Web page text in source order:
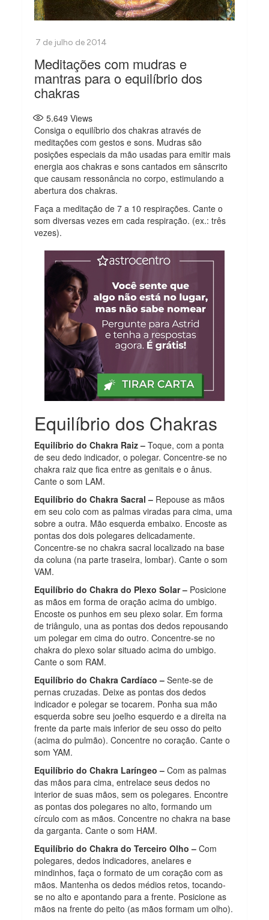
Meditações com mudras e
mantras para o equilíbrio dos
chakras
5.649 Views
Consiga o equilíbrio dos chakras através de
meditações com gestos e sons. Mudras são
posições especiais da mão usadas para emitir mais
energia aos chakras e sons cantados em sânscrito
que causam ressonância no corpo, estimulando a
abertura dos chakras.
Faça a meditação de 7 a 10 respirações. Cante o
som diversas vezes em cada respiração. (ex.: três
vezes).
Equilíbrio dos Chakras
Equilíbrio do Chakra Raiz –Toque, com a ponta
de seu dedo indicador, o polegar. Concentre-se no
chakra raiz que fica entre as genitais e o ânus.
Cante o som LAM.
Equilíbrio do Chakra Sacral – Repouse as mãos
em seu colo com as palmas viradas para cima, uma
sobre a outra. Mão esquerda embaixo. Encoste as
pontas dos dois polegares delicadamente.
Concentre-se no chakra sacral localizado na base
da coluna (na parte traseira, lombar). Cante o som
VAM.
Equilíbrio do Chakra do Plexo Solar – Posicione
as mãos em forma de oração acima do umbigo.
Encoste os punhos em seu plexo solar. Em forma
de triângulo, una as pontas dos dedos repousando
um polegar em cima do outro. Concentre-se no
chakra do plexo solar situado acima do umbigo.
Cante o som RAM.
Equilíbrio do Chakra Cardíaco –Sente-se de
pernas cruzadas. Deixe as pontas dos dedos
indicador e polegar se tocarem. Ponha sua mão
esquerda sobre seu joelho esquerdo e a direita na
frente da parte mais inferior de seu osso do peito
(acima do pulmão). Concentre no coração. Cante o
som YAM.
Equilíbrio do Chakra Laríngeo – Com as palmas
das mãos para cima, entrelace seus dedos no
interior de suas mãos, sem os polegares. Encontre
as pontas dos polegares no alto, formando um
círculo com as mãos. Concentre no chakra na base
da garganta. Cante o som HAM.
Equilíbrio do Chakra do Terceiro Olho –Com
polegares, dedos indicadores, anelares e
mindinhos, faça o formato de um coração com as
mãos. Mantenha os dedos médios retos, tocando-
se no alto e apontando para a frente. Posicione as
mãos na frente do peito (as mãos formam um olho).